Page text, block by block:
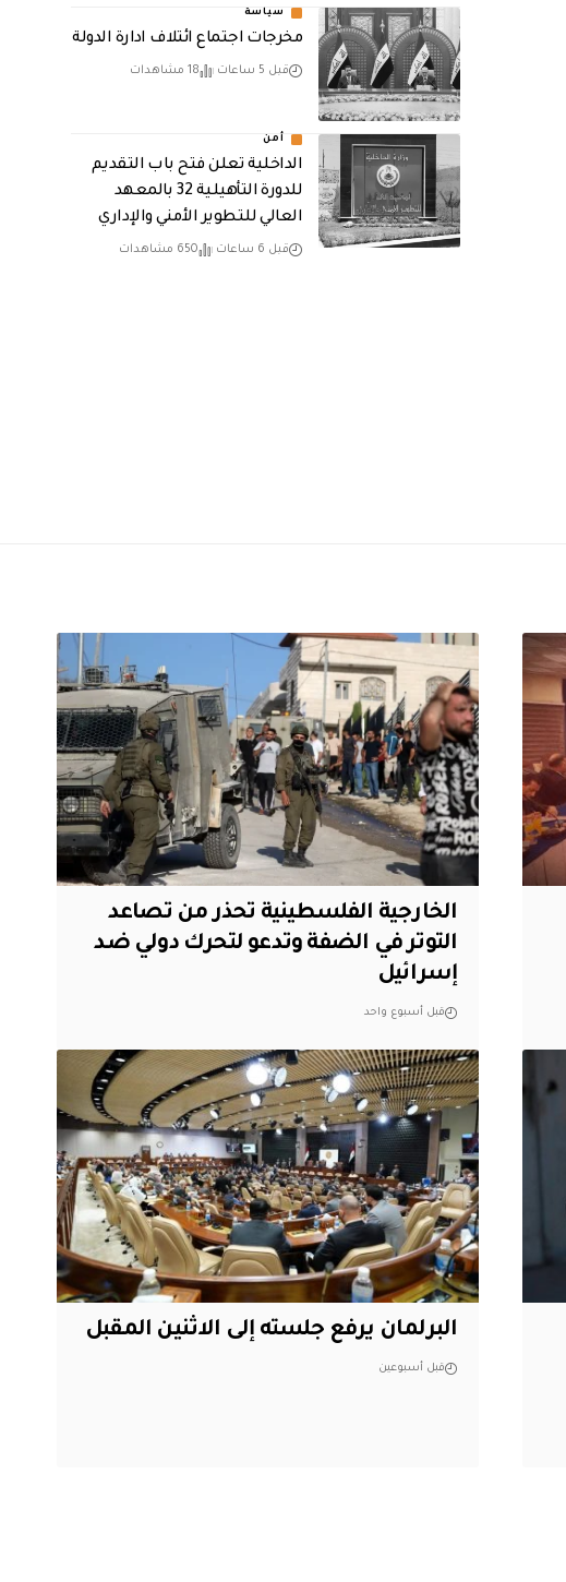
سياسة
مخرجات اجتماع ائتلاف ادارة الدولة
قبل 5 ساعات 18 مشاهدات
أمن
الداخلية تعلن فتح باب التقديم
للدورة التأهيلية 32 بالمعهد
العالي للتطوير الأمني والإداري
قبل 6 ساعات 650 مشاهدات
الخارجية الفلسطينية تحذر من تصاعد
التوتر في الضفة وتدعو لتحرك دولي ضد
إسرائيل
قبل أسبوع واحد
البرلمان يرفع جلسته إلى الاثنين المقبل
قبل أسبوعين